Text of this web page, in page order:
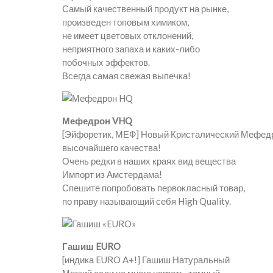
Самый качественный продукт на рынке,
произведен топовым химиком,
не имеет цветовых отклонений,
неприятного запаха и каких-либо
побочных эффектов.
Всегда самая свежая выпечка!
Мефедрон VHQ
[Эйфоретик, МЕФ] Новый Кристалический
высочайшего качества!
Очень редки в наших краях вид вещества
Импорт из Амстердама!
Спешите попробовать первокласный товар,
по праву называющий себя High Quality.
Гашиш EURO
[индика EURO A+!] Гашиш Натуральный